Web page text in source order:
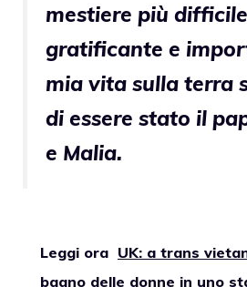
mestiere più
gratificante e
mia vita sulla terra
di essere stato il
e Malia.
Leggi ora UK: a trans
bagno delle donne in uno